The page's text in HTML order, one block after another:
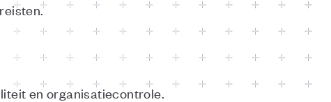
en organisatiecontrole.